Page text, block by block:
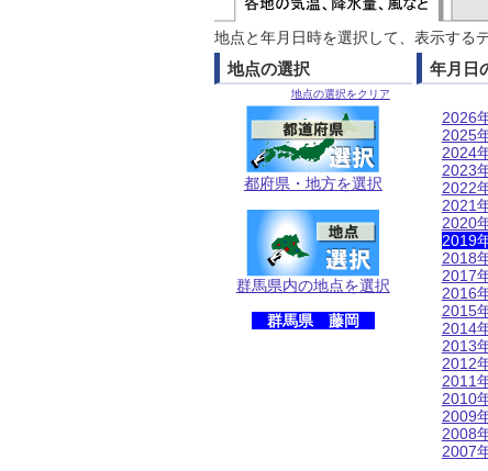
地点と年月日時を選択して、表示する
地点の選択
地点の選択をクリア
都府県・地方を選択
群馬県内の地点を選択
群馬県 藤岡
年月日
2026
2025
2024
2023
2022
2021
2020
2019
2018
2017
2016
2015
2014
2013
2012
2011
2010
2009
2008
2007